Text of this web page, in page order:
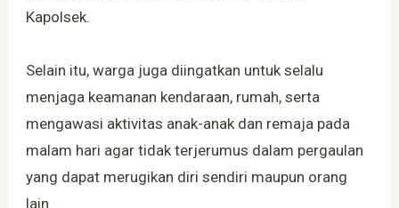
Kapolsek.
Selain itu, warga juga diingatkan untuk selalu
menjaga keamanan kendaraan, rumah, serta
mengawasi aktivitas anak-anak dan remaja pada
malam hari agar tidak terjerumus dalam pergaulan
yang dapat merugikan diri sendiri maupun orang
lain.